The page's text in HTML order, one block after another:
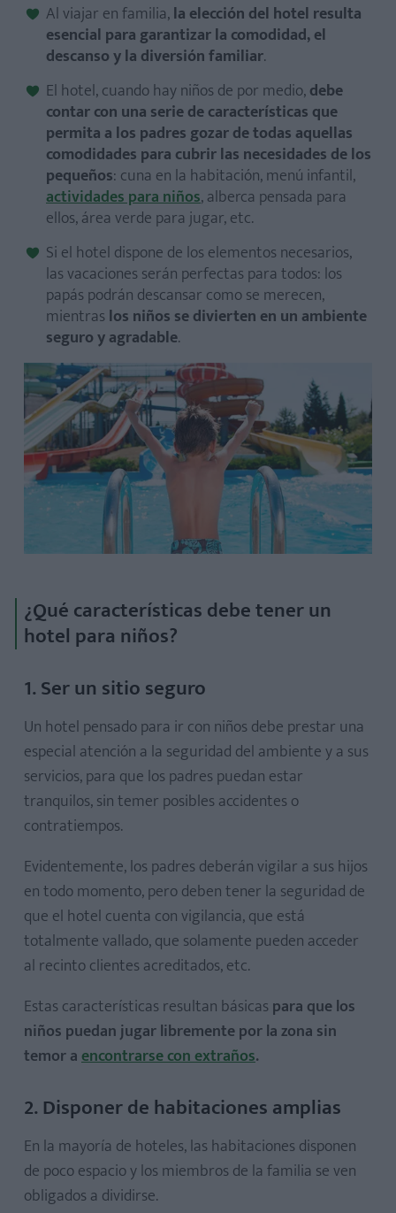
Al viajar en familia,la elección del hotel resulta
esencial para garantizar la comodidad, el
descanso y la diversión familiar.
El hotel, cuando hay niños de por medio,debe
contar con una serie de características que
permita a los padres gozar de todas aquellas
comodidades para cubrir las necesidades de los
pequeños: cuna en la habitación, menú infantil,
actividades para niños, alberca pensada para
ellos, área verde para jugar, etc.
Si el hotel dispone de los elementos necesarios,
las vacaciones serán perfectas para todos: los
papás podrán descansar como se merecen,
mientras los niños se divierten en un ambiente
seguro y agradable.
¿Qué características debe tener un
hotel para niños?
1. Ser un sitio seguro
Un hotel pensado para ir con niños debe prestar una
especial atención a la seguridad del ambiente y a sus
servicios, para que los padres puedan estar
tranquilos, sin temer posibles accidentes o
contratiempos.
Evidentemente, los padres deberán vigilar a sus hijos
en todo momento, pero deben tener la seguridad de
que el hotel cuenta con vigilancia, que está
totalmente vallado, que solamente pueden acceder
al recinto clientes acreditados, etc.
Estas características resultan básicas para que los
niños puedan jugar libremente por la zona sin
temor aencontrarse con extraños.
2. Disponer de habitaciones amplias
En la mayoría de hoteles, las habitaciones disponen
de poco espacio y los miembros de la familia se ven
obligados a dividirse.